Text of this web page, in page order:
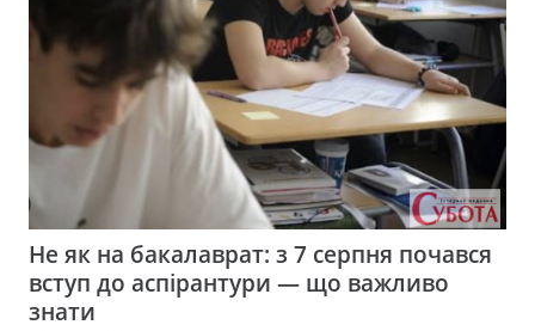
Не як на бакалаврат: з 7 серпня почався
вступ до аспірантури — що важливо
знати